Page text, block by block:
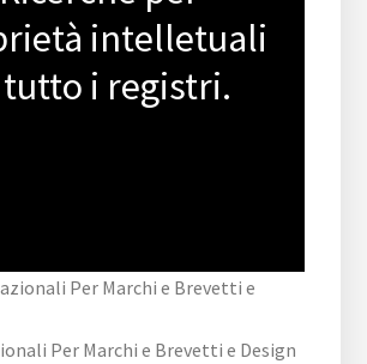
intelletuali
i registri.
Per Marchi e Brevetti e Design